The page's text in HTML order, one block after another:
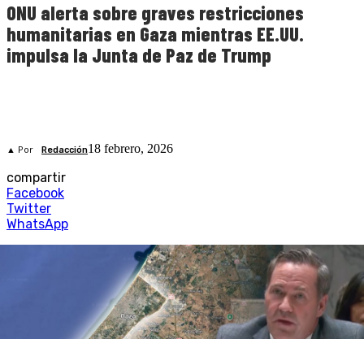
ONU alerta sobre graves restricciones
humanitarias en Gaza mientras EE.UU.
impulsa la Junta de Paz de Trump
▲ Por Redacción18 febrero, 2026
compartir
Facebook
Twitter
WhatsApp